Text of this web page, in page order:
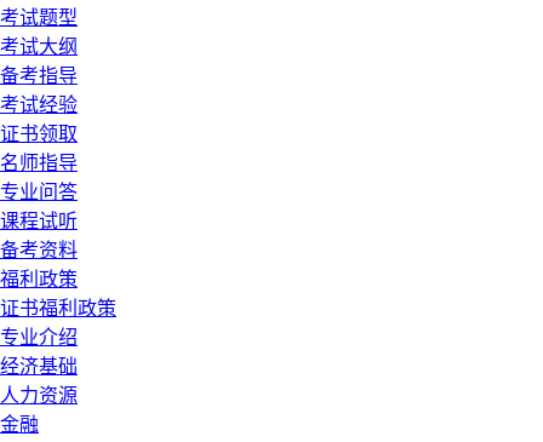
考试题型
考试大纲
备考指导
考试经验
证书领取
名师指导
专业问答
课程试听
备考资料
福利政策
证书福利政策
专业介绍
经济基础
人力资源
金融